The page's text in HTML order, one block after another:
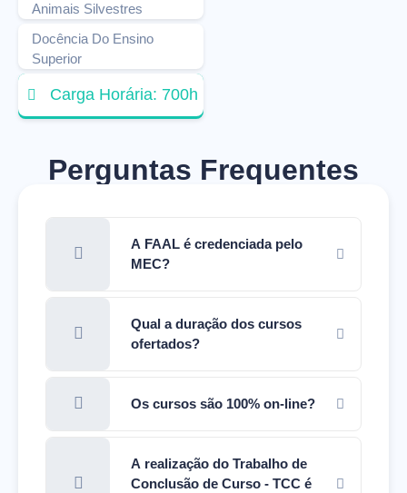
Animais Silvestres
Docência Do Ensino
Superior
Carga Horária: 700h
Perguntas Frequentes
A FAAL é credenciada pelo
MEC?
Qual a duração dos cursos
ofertados?
Os cursos são 100% on-line?
A realização do Trabalho de
Conclusão de Curso - TCC é